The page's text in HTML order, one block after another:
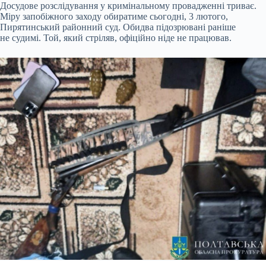
Досудове розслідування у кримінальному провадженні триває.
Міру запобіжного заходу обиратиме сьогодні, 3 лютого,
Пирятинський районний суд. Обидва підозрювані раніше
не судимі. Той, який стріляв, офіційно ніде не працював.